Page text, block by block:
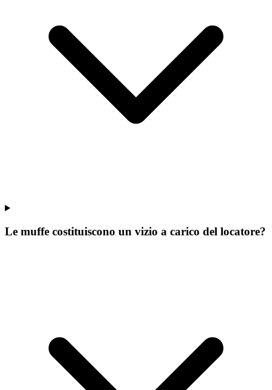
Le muffe costituiscono un vizio a carico del locatore?